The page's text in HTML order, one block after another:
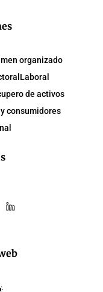
organizado
Laboral
de activos
consumidores